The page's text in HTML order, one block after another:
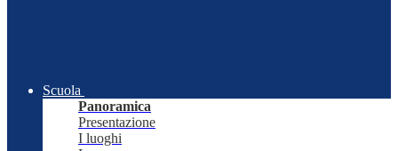
Scuola
Panoramica
Presentazione
I luoghi